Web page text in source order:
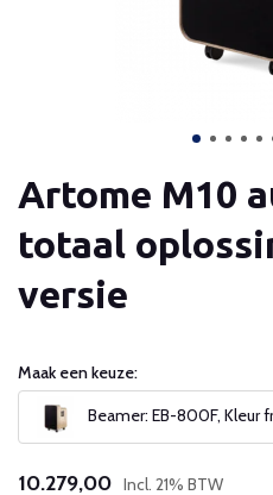
Artome M10
totaal
versie
Maak een keuze:
Beamer: EB-800F, Kleur
10.279,00 Incl. 21% BTW